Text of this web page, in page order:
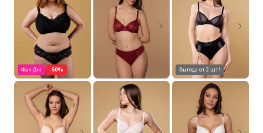
Фан Дні -50% Выгода от 2 шт!